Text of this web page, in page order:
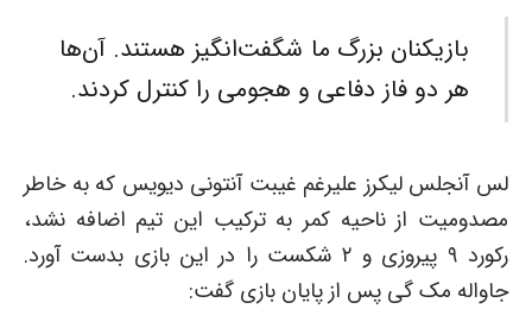
بازیکنان بزرگ ما شگفت‌انگیز هستند. آن‌ها
هر دو فاز دفاعی و هجومی را کنترل کردند.
لس آنجلس لیکرز علیرغم غیبت آنتونی دیویس که به خاطر
مصدومیت از ناحیه کمر به ترکیب این تیم اضافه نشد،
رکورد ۹ پیروزی و ۲ شکست را در این بازی بدست آورد.
جاواله مک گی پس از پایان بازی گفت: